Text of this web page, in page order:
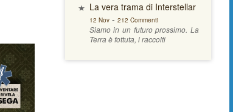
La vera trama di Interstellar
12 Nov- 212 Commenti
Siamo in un futuro prossimo. La
Terra è fottuta, i raccolti